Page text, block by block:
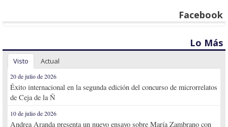
Facebook
Lo Más
Visto Actual
20 de julio de 2026
Éxito internacional en la segunda edición del concurso de microrrelatos
de Ceja de la Ñ
10 de julio de 2026
Andrea Aranda presenta un nuevo ensayo sobre María Zambrano con